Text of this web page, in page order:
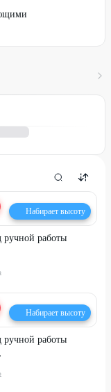
Набирает высоту
ручной работы
Набирает высоту
ручной работы